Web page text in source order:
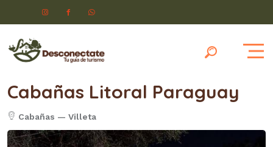
Cabañas Litoral Paraguay
Cabañas — Villeta